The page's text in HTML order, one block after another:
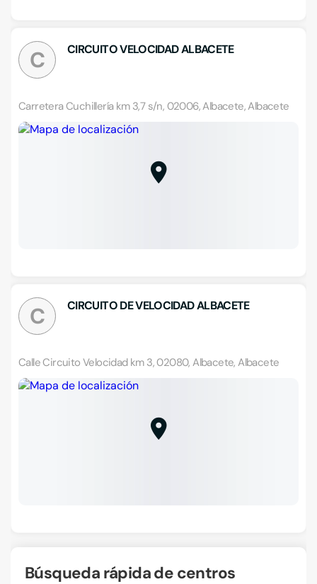
C CIRCUITO VELOCIDAD ALBACETE
Carretera Cuchillería km 3,7 s/n, 02006, Albacete, Albacete
C CIRCUITO DE VELOCIDAD ALBACETE
Calle Circuito Velocidad km 3, 02080, Albacete, Albacete
Búsqueda rápida de centros